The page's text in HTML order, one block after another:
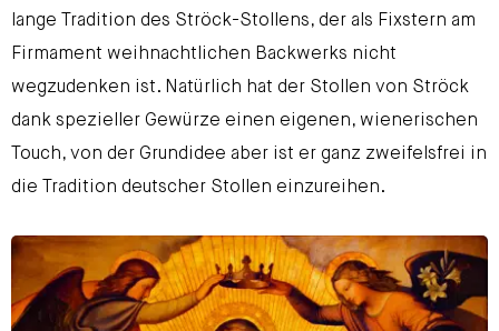
lange Tradition des Ströck-Stollens, der als Fixstern am
Firmament weihnachtlichen Backwerks nicht
wegzudenken ist. Natürlich hat der Stollen von Ströck
dank spezieller Gewürze einen eigenen, wienerischen
Touch, von der Grundidee aber ist er ganz zweifelsfrei in
die Tradition deutscher Stollen einzureihen.